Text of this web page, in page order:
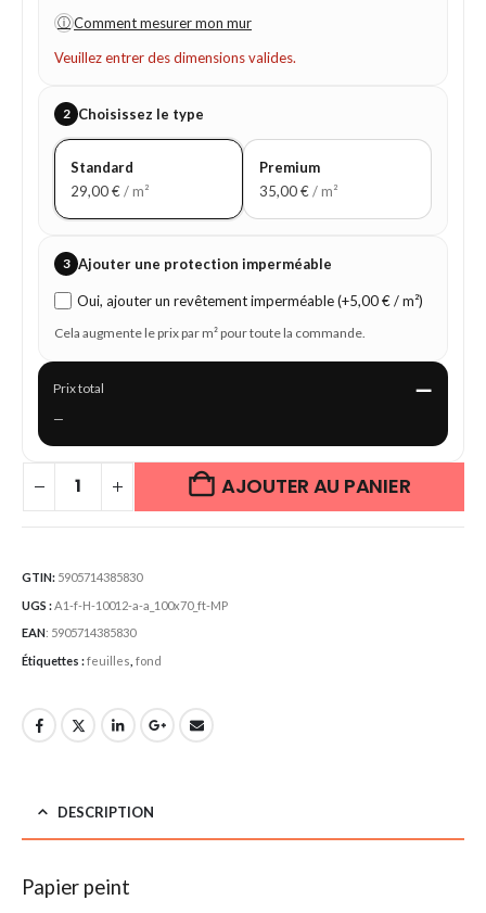
ⓘ Comment mesurer mon mur
Veuillez entrer des dimensions valides.
2 Choisissez le type
Standard
29,00€/ m²
Premium
35,00€/ m²
3 Ajouter une protection imperméable
Oui, ajouter un revêtement imperméable (+5,00 € / m²)
Cela augmente le prix par m² pour toute la commande.
Prix total —
—
AJOUTER AU PANIER
GTIN: 5905714385830
UGS :A1-f-H-10012-a-a_100x70_ft-MP
EAN: 5905714385830
Étiquettes :feuilles fond
DESCRIPTION
Papier peint